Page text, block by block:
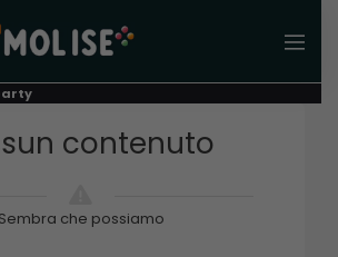
contenuto
Sembra che possiamo